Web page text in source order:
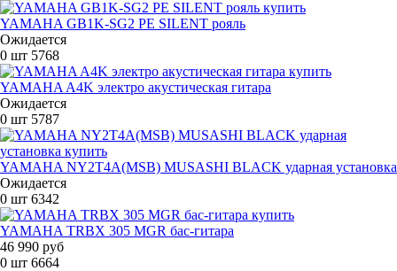
YAMAHA GB1K-SG2 PE SILENT рояль
Ожидается
0 шт 5768
YAMAHA A4K электро акустическая гитара
Ожидается
0 шт 5787
YAMAHA NY2T4A(MSB) MUSASHI BLACK ударная установка
Ожидается
0 шт 6342
YAMAHA TRBX 305 MGR бас-гитара
46 990 руб
0 шт 6664